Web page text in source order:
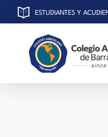
ESTUDIANTES Y
C
olegio Americano de Barranquilla